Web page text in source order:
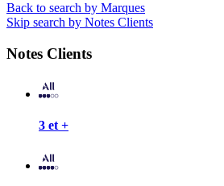
Back to search by Marques
Skip search by Notes Clients
Notes Clients
3 et +